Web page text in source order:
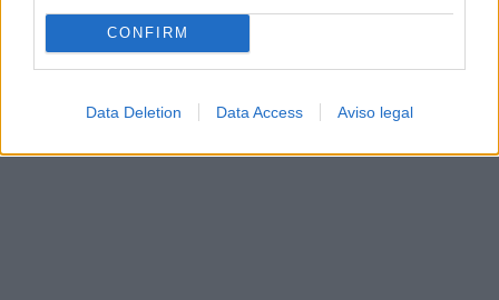
CONFIRM
Data Deletion Data Access Aviso legal